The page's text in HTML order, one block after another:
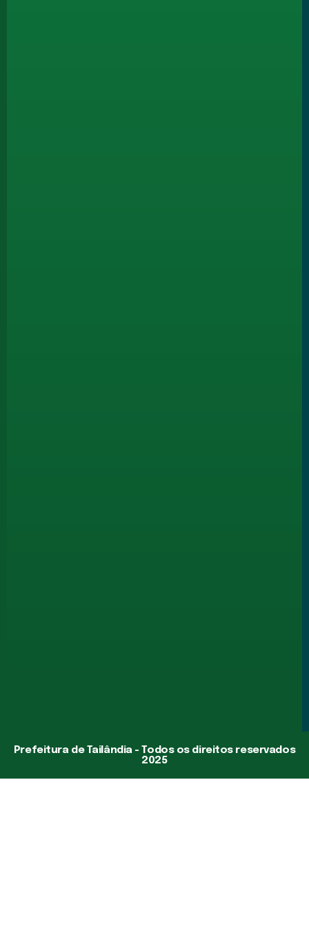
Prefeitura de Tailândia - Todos os direitos reservados
2025